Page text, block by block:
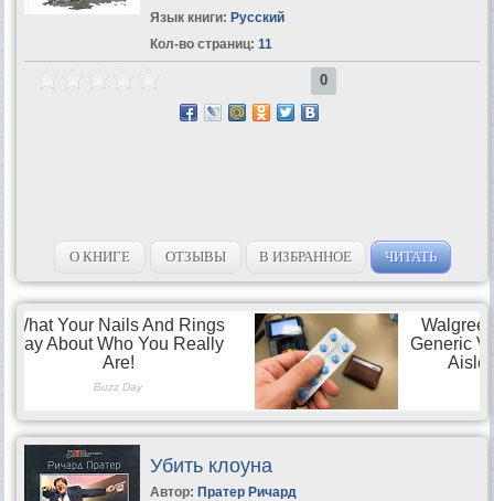
Язык книги: Русский
Кол-во страниц: 11
0
О КНИГЕ ОТЗЫВЫ В ИЗБРАННОЕ ЧИТАТЬ
Убить клоуна
Автор: Пратер Ричард